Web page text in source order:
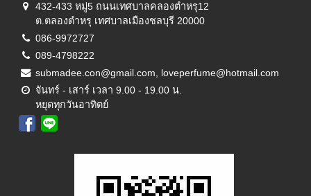
432-433 หมู่5 ถนนเทศบาลคลองตำหรุ12
ต.ตลองตำหรุ เทศบาลเมืองชลบุรี 20000
086-9972727
089-4798222
submadee.con@gmail.com, loveperfume@hotmail.com
จันทร์ - เสาร์ เวลา 9.00 - 19.00 น.
หยุดทุกวันอาทิตย์